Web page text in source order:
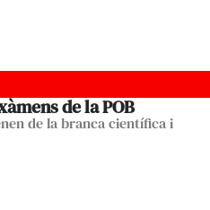
de la POB
de la branca científica i